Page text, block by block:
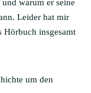
und warum er seine
Leider hat mir
Hörbuch insgesamt
um den